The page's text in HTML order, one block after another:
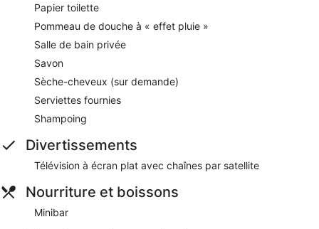
Papier toilette
Pommeau de douche à « effet pluie »
Salle de bain privée
Savon
Sèche-cheveux (sur demande)
Serviettes fournies
Shampoing
Divertissements
Télévision à écran plat avec chaînes par satellite
Nourriture et boissons
Minibar